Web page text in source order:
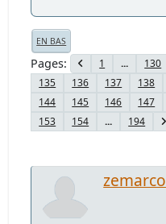
EN BAS
Pages 1 ... 130
135
136 137 138
144
145 146 147
153
154 ... 194
zemarco